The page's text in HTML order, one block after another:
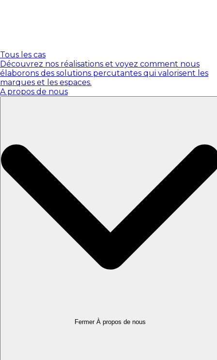
Tous les cas
Découvrez nos réalisations et voyez comment nous
élaborons des solutions percutantes qui valorisent les
marques et les espaces.
A propos de nous
Fermer À propos de nous